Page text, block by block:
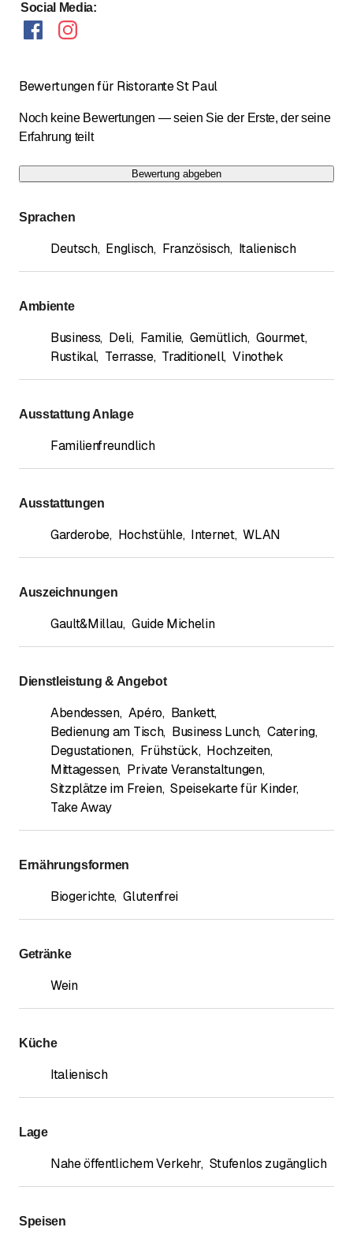
Social Media:
Bewertungen für Ristorante St Paul
Noch keine Bewertungen — seien Sie der Erste, der seine
Erfahrung teilt
Bewertung abgeben
Sprachen
Deutsch, Englisch, Französisch, Italienisch
Ambiente
Business, Deli, Familie, Gemütlich, Gourmet,
Rustikal, Terrasse, Traditionell, Vinothek
Ausstattung Anlage
Familienfreundlich
Ausstattungen
Garderobe, Hochstühle, Internet, WLAN
Auszeichnungen
Gault&Millau, Guide Michelin
Dienstleistung & Angebot
Abendessen, Apéro, Bankett,
Bedienung am Tisch, Business Lunch, Catering,
Degustationen, Frühstück, Hochzeiten,
Mittagessen, Private Veranstaltungen,
Sitzplätze im Freien, Speisekarte für Kinder,
Take Away
Ernährungsformen
Biogerichte, Glutenfrei
Getränke
Wein
Küche
Italienisch
Lage
Nahe öffentlichem Verkehr, Stufenlos zugänglich
Speisen